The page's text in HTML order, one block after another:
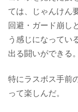
ては、じゃんけん
回避・ガード崩し
う感じになってい
出る闘いができる。
特にラスボス手前
って楽しんだ。